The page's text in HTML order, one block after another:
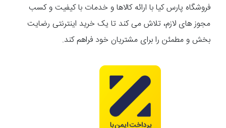
فروشگاه پارس کیا با ارائه کالاها و خدمات با کیفیت و کسب
مجوز های لازم، تلاش می کند تا یک خرید اینترنتی رضایت
بخش و مطمئن را برای مشتریان خود فراهم کند.